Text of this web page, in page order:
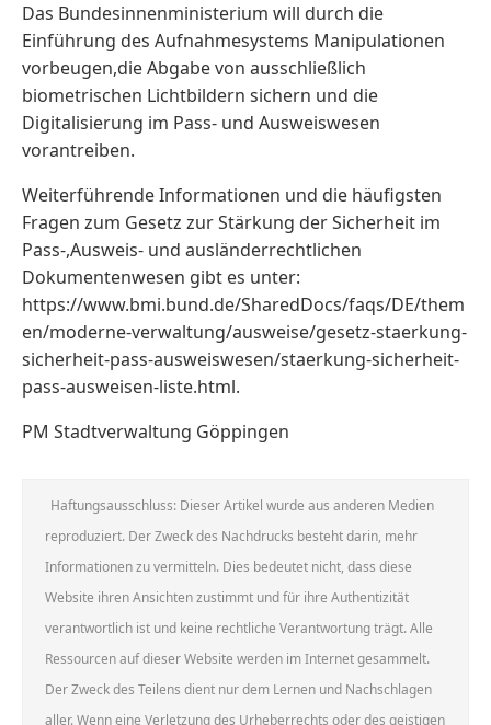
Das Bundesinnenministerium will durch die
Einführung des Aufnahmesystems Manipulationen
vorbeugen,die Abgabe von ausschließlich
biometrischen Lichtbildern sichern und die
Digitalisierung im Pass- und Ausweiswesen
vorantreiben.
Weiterführende Informationen und die häufigsten
Fragen zum Gesetz zur Stärkung der Sicherheit im
Pass-,Ausweis- und ausländerrechtlichen
Dokumentenwesen gibt es unter:
https://www.bmi.bund.de/SharedDocs/faqs/DE/them
en/moderne-verwaltung/ausweise/gesetz-staerkung-
sicherheit-pass-ausweiswesen/staerkung-sicherheit-
pass-ausweisen-liste.html.
PM Stadtverwaltung Göppingen
Haftungsausschluss: Dieser Artikel wurde aus anderen Medien
reproduziert. Der Zweck des Nachdrucks besteht darin, mehr
Informationen zu vermitteln. Dies bedeutet nicht, dass diese
Website ihren Ansichten zustimmt und für ihre Authentizität
verantwortlich ist und keine rechtliche Verantwortung trägt. Alle
Ressourcen auf dieser Website werden im Internet gesammelt.
Der Zweck des Teilens dient nur dem Lernen und Nachschlagen
aller. Wenn eine Verletzung des Urheberrechts oder des geistigen